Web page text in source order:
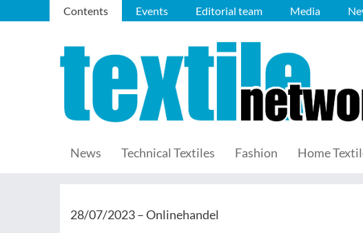
Contents Events Editorial team Media
News Technical Textiles Fashion Home
28/07/2023 –Onlinehandel